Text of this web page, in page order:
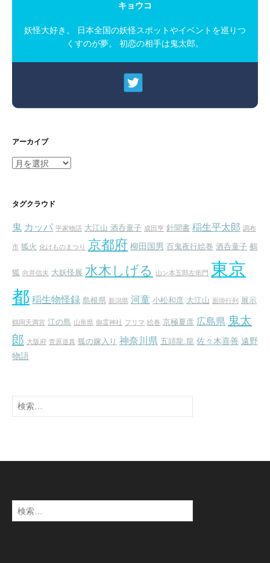
キョウコ
妖怪大好き。 日本全国の妖怪スポットやイベントを巡りつ
くすのが夢。 初恋の相手は鬼太郎。
アーカイブ
ア
イ
タグクラウド
鬼 カッパ 平家物語 大江山 酒呑童子 成田亨 針聞書 稲生平太郎 調布
市 狐火 化けものまつり 京都府 柳田国男 百鬼夜行絵巻 酒呑童子 鵺
狐 向井信夫 大妖怪展 水木しげる 山ン本五郎左衛門 東京
都 稲生物怪録 島根県 新潟県 河童 小松和彦 大江山 面掛行列 展示
鶴岡天満宮 江の島 山形県 御霊神社 フリマ 絵巻 京極夏彦 広島県 鬼太
郎 大阪府 菅原道真 狐の嫁入り 神奈川県 五頭龍.龍 佐々木喜善 遠野
物語
検
索:
検
索: